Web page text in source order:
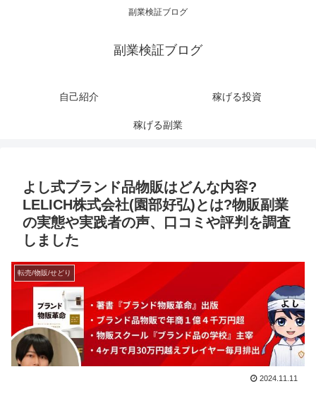
副業検証ブログ
副業検証ブログ
自己紹介 稼げる投資
稼げる副業
よし式ブランド品物販はどんな内容?
LELICH株式会社(園部好弘)とは?物販副業
の実態や実践者の声、口コミや評判を調査
しました
転売/物販/せどり
2024.11.11